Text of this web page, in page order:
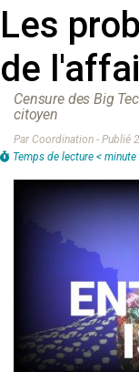
Les
de
Censure des Big
citoyen
Par Coordination - Publié
Temps de lecture < minute